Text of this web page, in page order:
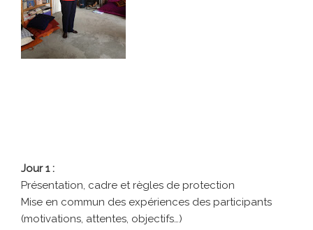
Jour 1 :
Présentation, cadre et règles de protection
Mise en commun des expériences des participants
(motivations, attentes, objectifs…)